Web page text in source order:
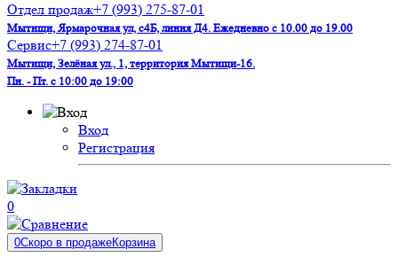
Отдел продаж+7 (993) 275-87-01
Мытищи, Ярмарочная ул, с4Б, линия Д4. Ежедневно с 10.00 до 19.00
Сервис+7 (993) 274-87-01
Мытищи, Зелёная ул., 1, территория Мытищи-16.
Пн. - Пт. с 10:00 до 19:00
Вход
Регистрация
0
0Скоро в продажеКорзина